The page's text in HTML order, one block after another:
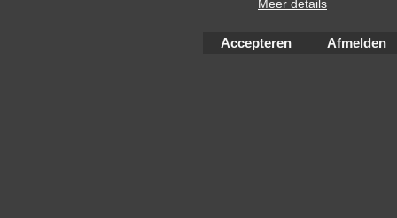
Meer details
Accepteren Afmelden